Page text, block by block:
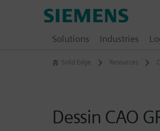
Solid Edge Resources
Dessin CAO
–
Solutions Industries